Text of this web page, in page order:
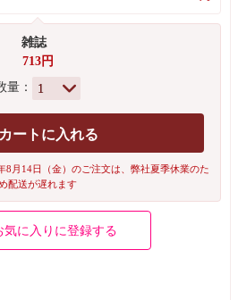
雑誌
713円
量：
カートに入れる
8月14日（金）のご注文は、弊社夏季休業のた
配送が遅れます
に入りに登録する